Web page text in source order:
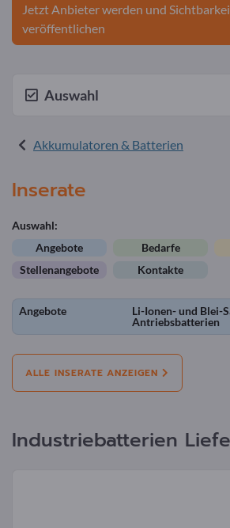
Jetzt Anbieter werden und
veröffentlichen
Auswahl
Akkumulatoren & Batterien
Inserate
Auswahl:
Angebote
Bedarfe
Stellenangebote
Kontakte
Angebote
Li-Ionen- und Blei-
Antriebsbatterien
ALLE INSERATE ANZEIGEN
Industriebatterien